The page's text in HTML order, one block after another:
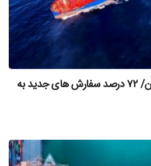
تسلط چین بر یاردهای جهان/ ۷۲ درصد سفارش‌ های جدید به